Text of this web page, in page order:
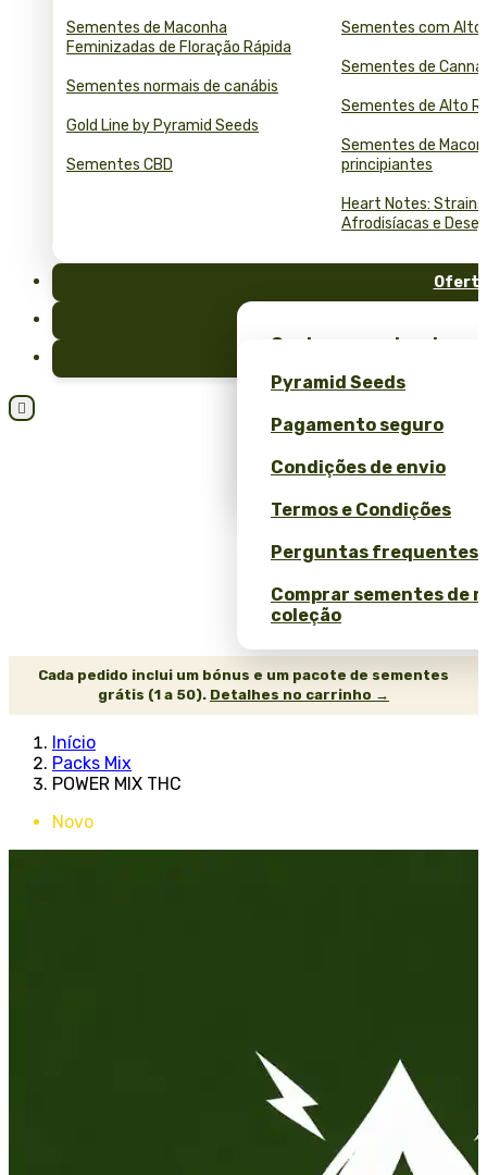
Sementes de Maconha
Feminizadas de Floração Rápida
Sementes normais de canábis
Gold Line by Pyramid Seeds
Sementes CBD
Sementes com Alto
Sementes de
Sementes de Alto
Sementes de
principiantes
Heart Notes: Strains
Afrodisíacas e
Ganhe sementes de
Granel e ROI
Pyramid Seeds
Pagamento seguro
Condições de envio
Termos e Condições
Perguntas frequentes
Comprar sementes de
coleção

Cada pedido inclui um bónus e um pacote de sementes
grátis (1 a 50). Detalhes no carrinho →
Início
Packs Mix
POWER MIX THC
Novo